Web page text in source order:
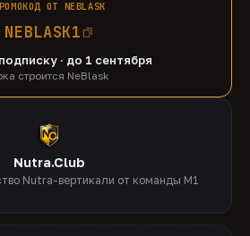
ОТ NEBLASK
NEBLASK1
· до 1 сентября
строится NeBlask
Nutra.Club
Nutra-вертикали от команды M1